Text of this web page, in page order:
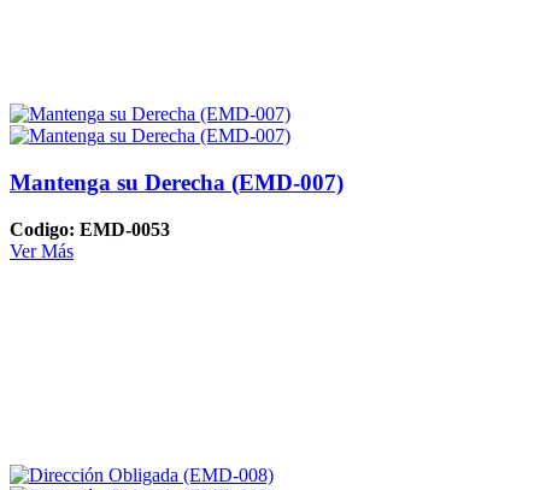
Mantenga su Derecha (EMD-007)
Codigo: EMD-0053
Ver Más